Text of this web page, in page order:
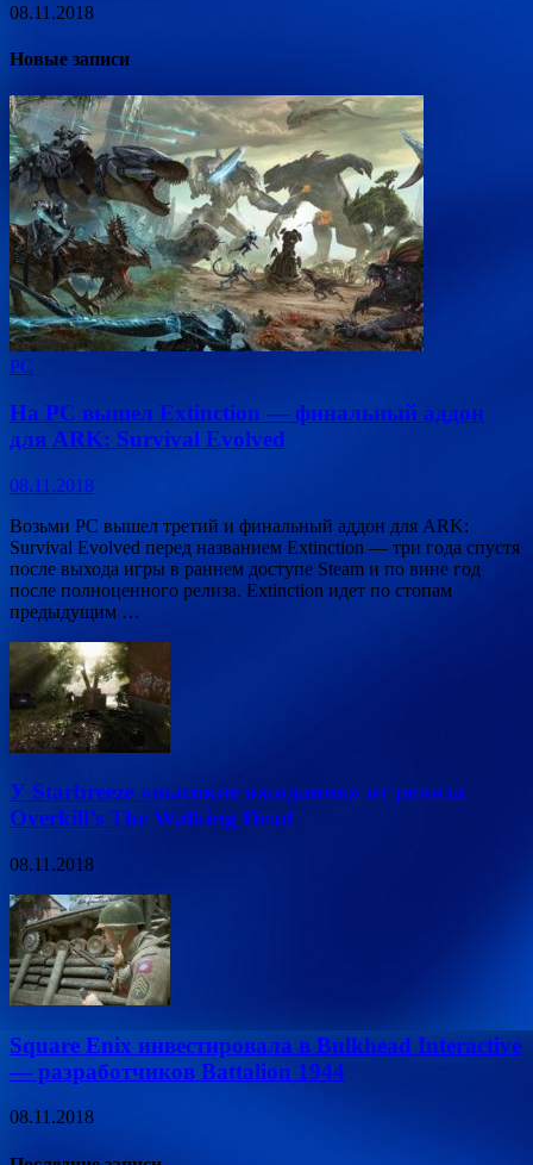
08.11.2018
Новые записи
PC
На PC вышел Extinction — финальный аддон
для ARK: Survival Evolved
08.11.2018
Возьми PC вышел третий и финальный аддон для ARK:
Survival Evolved перед названием Extinction — три года спустя
после выхода игры в раннем доступе Steam и по вине год
после полноценного релиза. Extinction идет по стопам
предыдущим …
У Starbreeze «высокие ожидания» от релиза
Overkill’s The Walking Dead
08.11.2018
Square Enix инвестировала в Bulkhead Interactive
— разработчиков Battalion 1944
08.11.2018